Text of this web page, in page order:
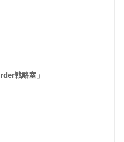
戦略室」